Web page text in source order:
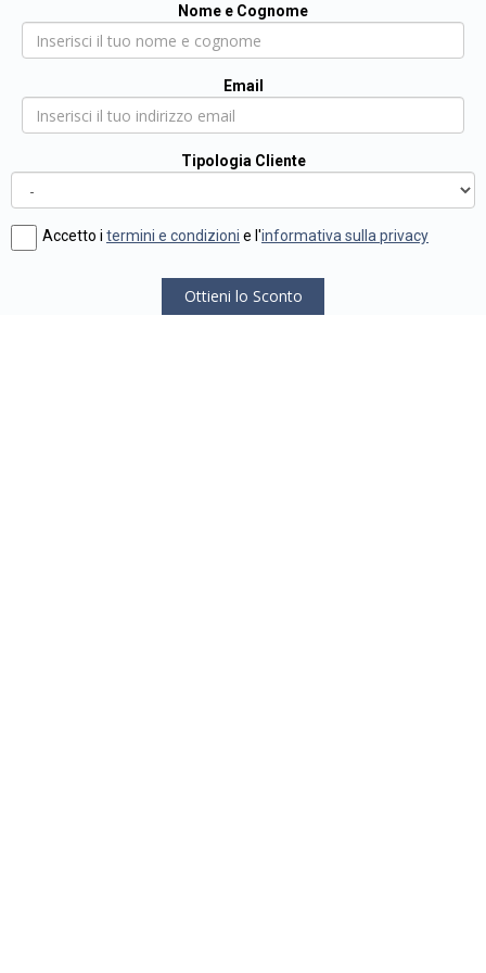
Nome e Cognome
Email
Tipologia Cliente
Accetto i termini e condizioni e l'informativa sulla privacy
Ottieni lo Sconto